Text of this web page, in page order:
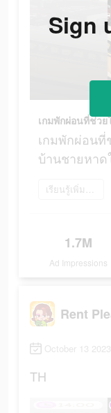
เกมพักผ่อน
บ้านชายหา
เรียนรู้เพิ่มเติม
1.7M
Ad Impressions
Sign
Rent
October 13
TH